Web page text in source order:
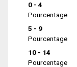
0 - 4
Pourcentage
5 - 9
Pourcentage
10 - 14
Pourcentage